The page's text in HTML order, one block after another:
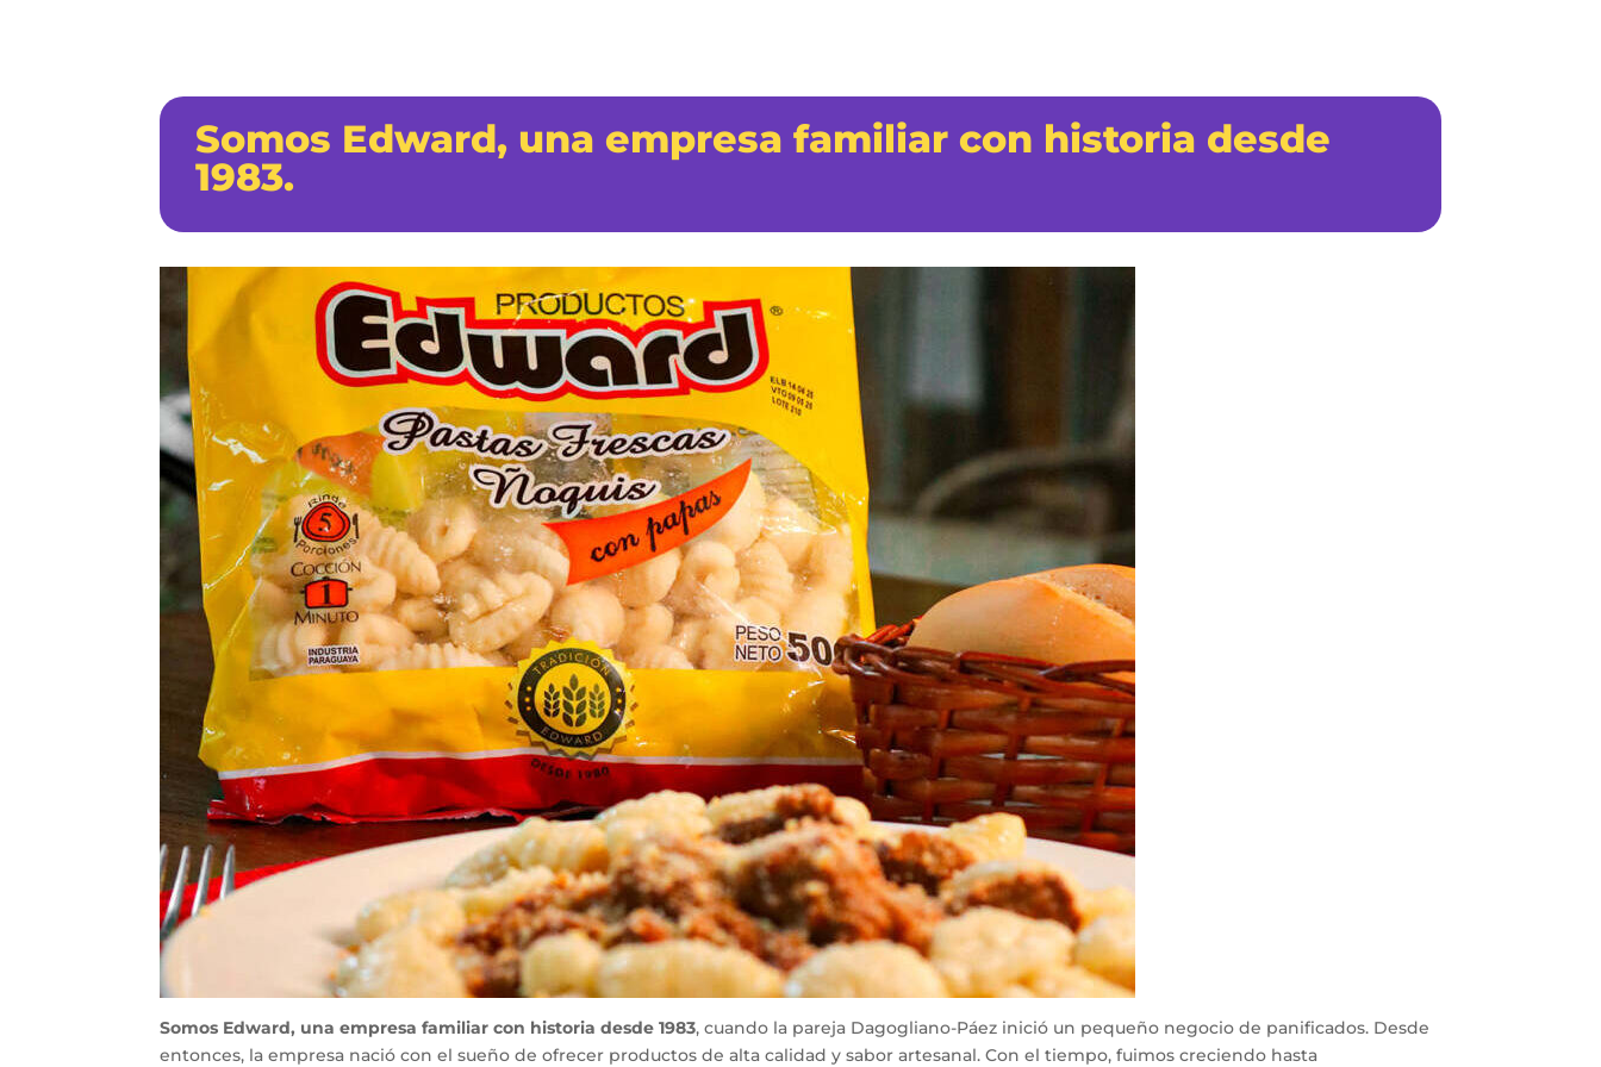
Somos Edward, una empresa familiar con historia desde
1983.
Somos Edward, una empresa familiar con historia desde 1983, cuando la pareja Dagogliano-Páez inició un pequeño negocio de panificados. Desde
entonces, la empresa nació con el sueño de ofrecer productos de alta calidad y sabor artesanal. Con el tiempo, fuimos creciendo hasta